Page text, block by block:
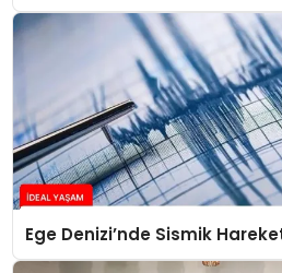
Ege Denizi’nde Sismik